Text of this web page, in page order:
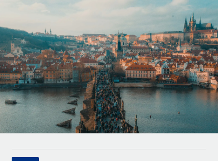
Remote Embedded
HR naadloos in workflows integreren
Platform
Ingebouwde essentiële HR-functies voor je team
Verbinden Nieuw
AI-tools koppelen aan Remote met onze MCP
Integraties
Processen stroomlijnen met essentiële zakelijke tools
Flexibele global HR en payroll solutions voor groeiende
Mid-market
Teams uitbreiden met HR solutions op maat
Enterprise
Global HR voor grote bedrijven
WERK MET ONS SAMEN
Strategische technologiepartners
Onderzoek en gidsen
Casestudy's
HR-woordenlijst
Checklists en templates
Bibliotheek met functiebeschrijvingen
Webinars
Evenementen
Español
Italiano
Português (Portugal)
日本語